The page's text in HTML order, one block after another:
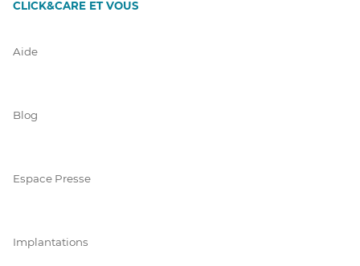
CLICK&CARE ET VOUS
Aide
Blog
Espace Presse
Implantations